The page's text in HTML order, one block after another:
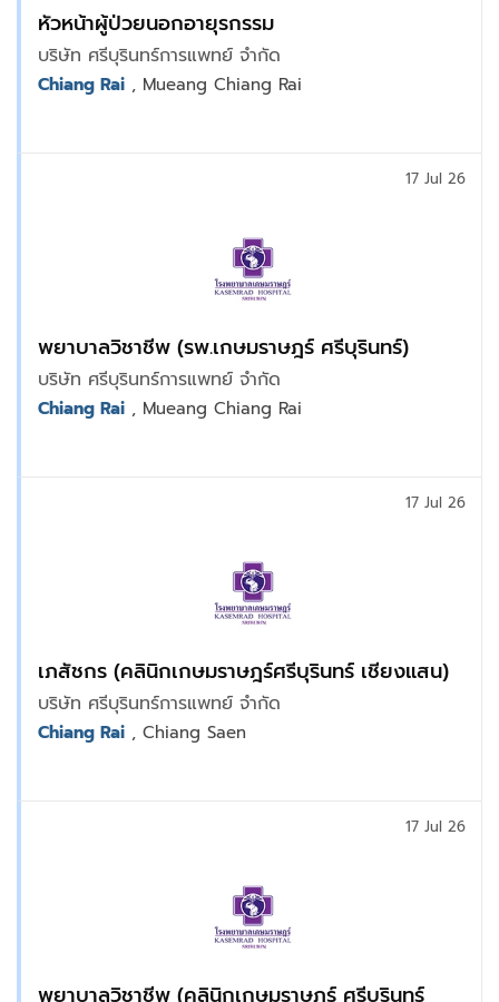
หัวหน้าผู้ป่วยนอกอายุรกรรม
บริษัท ศรีบุรินทร์การแพทย์ จำกัด
Chiang Rai , Mueang Chiang Rai
พยาบาลวิชาชีพ (รพ.เกษมราษฎร์ ศรีบุรินทร์)
บริษัท ศรีบุรินทร์การแพทย์ จำกัด
17 Jul 26
Chiang Rai , Mueang Chiang Rai
เภสัชกร (คลินิกเกษมราษฎร์ศรีบุรินทร์ เชียงแสน)
บริษัท ศรีบุรินทร์การแพทย์ จำกัด
17 Jul 26
Chiang Rai , Chiang Saen
พยาบาลวิชาชีพ (คลินิกเกษมราษฎร์ ศรีบุรินทร์
17 Jul 26